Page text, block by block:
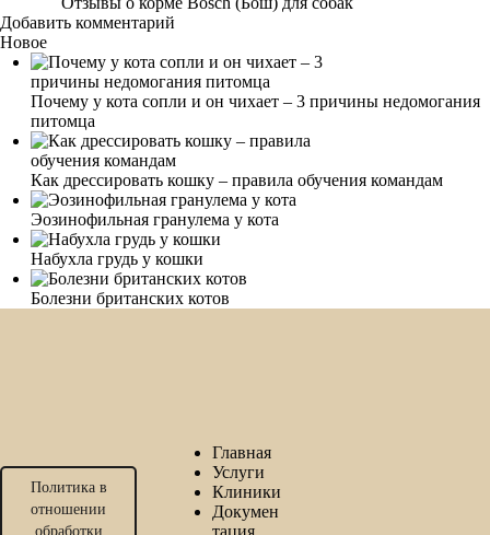
Добавить комментарий
Новое
Почему у кота сопли и он чихает – 3 причины недомогания
питомца
Как дрессировать кошку – правила обучения командам
Эозинофильная гранулема у кота
Набухла грудь у кошки
Болезни британских котов
Политика в
отношении
обработки
Главная
Услуги
Клиники
Докумен
тация